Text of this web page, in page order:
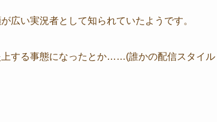
広い実況者として知られていたようです。
する事態になったとか……(誰かの配信スタイル